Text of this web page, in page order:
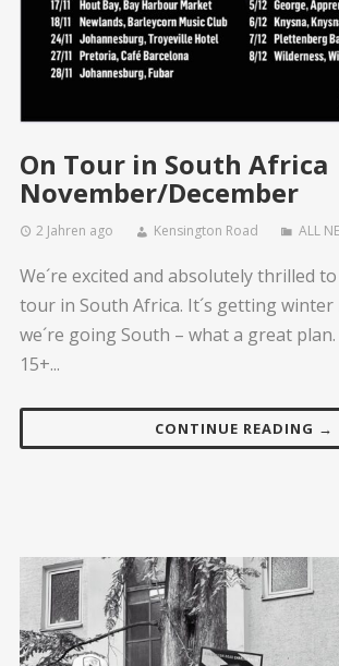
On Tour in South Africa
November/December
2 Jahren ago Kensington Road ALL
We´re excited and absolutely thrilled
tour in South Africa. It´s getting winter
we´re going South – what a great plan.
15+...
CONTINUE READING →